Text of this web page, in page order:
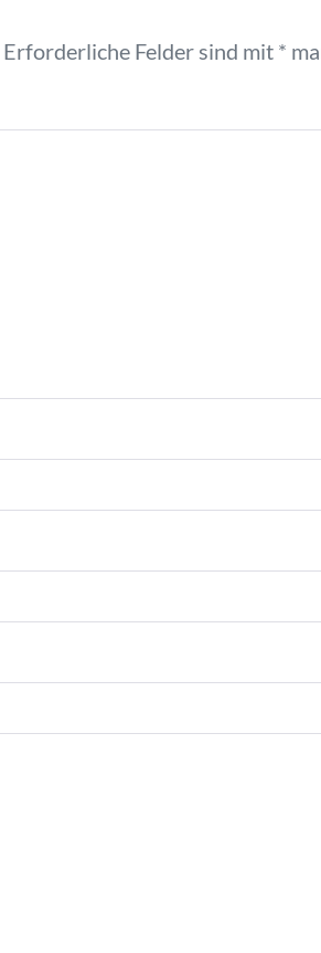
Erforderliche Felder sind mit *